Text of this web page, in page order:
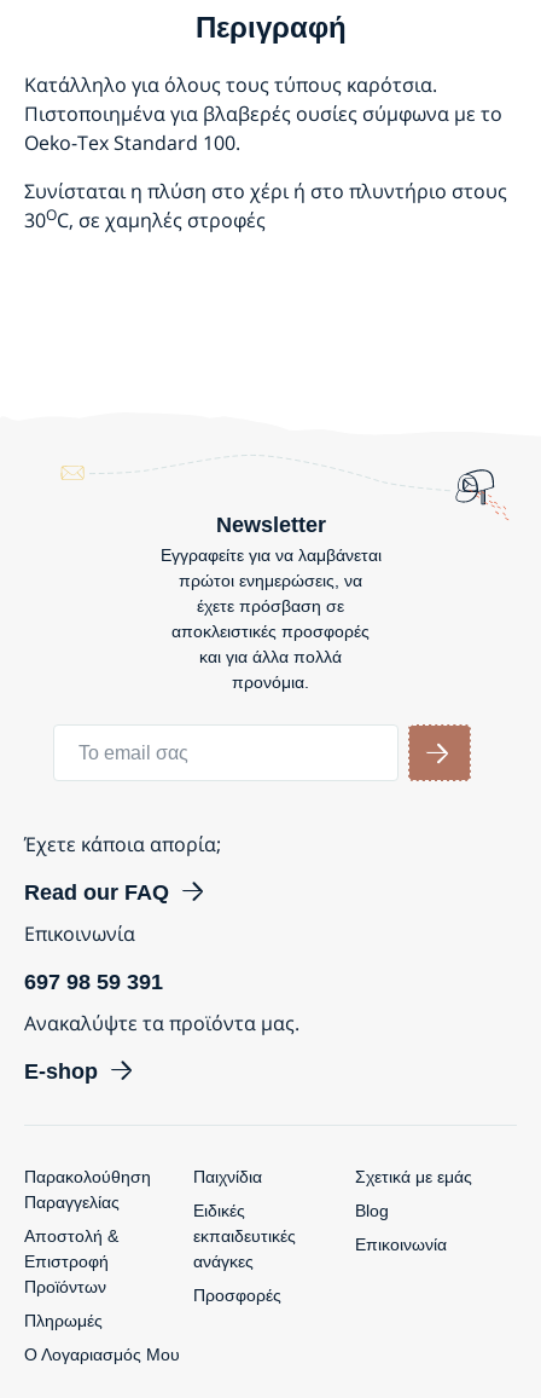
Περιγραφή
Κατάλληλο για όλους τους τύπους καρότσια.
Πιστοποιημένα για βλαβερές ουσίες σύμφωνα με το
Oeko-Tex Standard 100.
Συνίσταται η πλύση στο χέρι ή στο πλυντήριο στους
30OC, σε χαμηλές στροφές
Newsletter
Εγγραφείτε για να λαμβάνεται
πρώτοι ενημερώσεις, να
έχετε πρόσβαση σε
αποκλειστικές προσφορές
και για άλλα πολλά
προνόμια.
Έχετε κάποια απορία;
Read our FAQ
Επικοινωνία
697 98 59 391
Ανακαλύψτε τα προϊόντα μας.
E-shop
Σχετικά με εμάς
Blog
Επικοινωνία
Παιχνίδια
Ειδικές
εκπαιδευτικές
ανάγκες
Προσφορές
Παρακολούθηση
Παραγγελίας
Αποστολή &
Επιστροφή
Προϊόντων
Πληρωμές
Ο Λογαριασμός Μου